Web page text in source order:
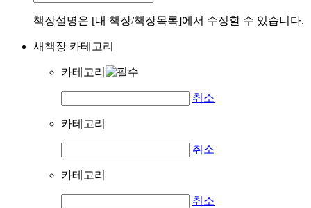
책장설명은 [내 책장/책장목록]에서 수정할 수 있습니다.
새책장 카테고리
카테고리
취소
카테고리
취소
카테고리
취소